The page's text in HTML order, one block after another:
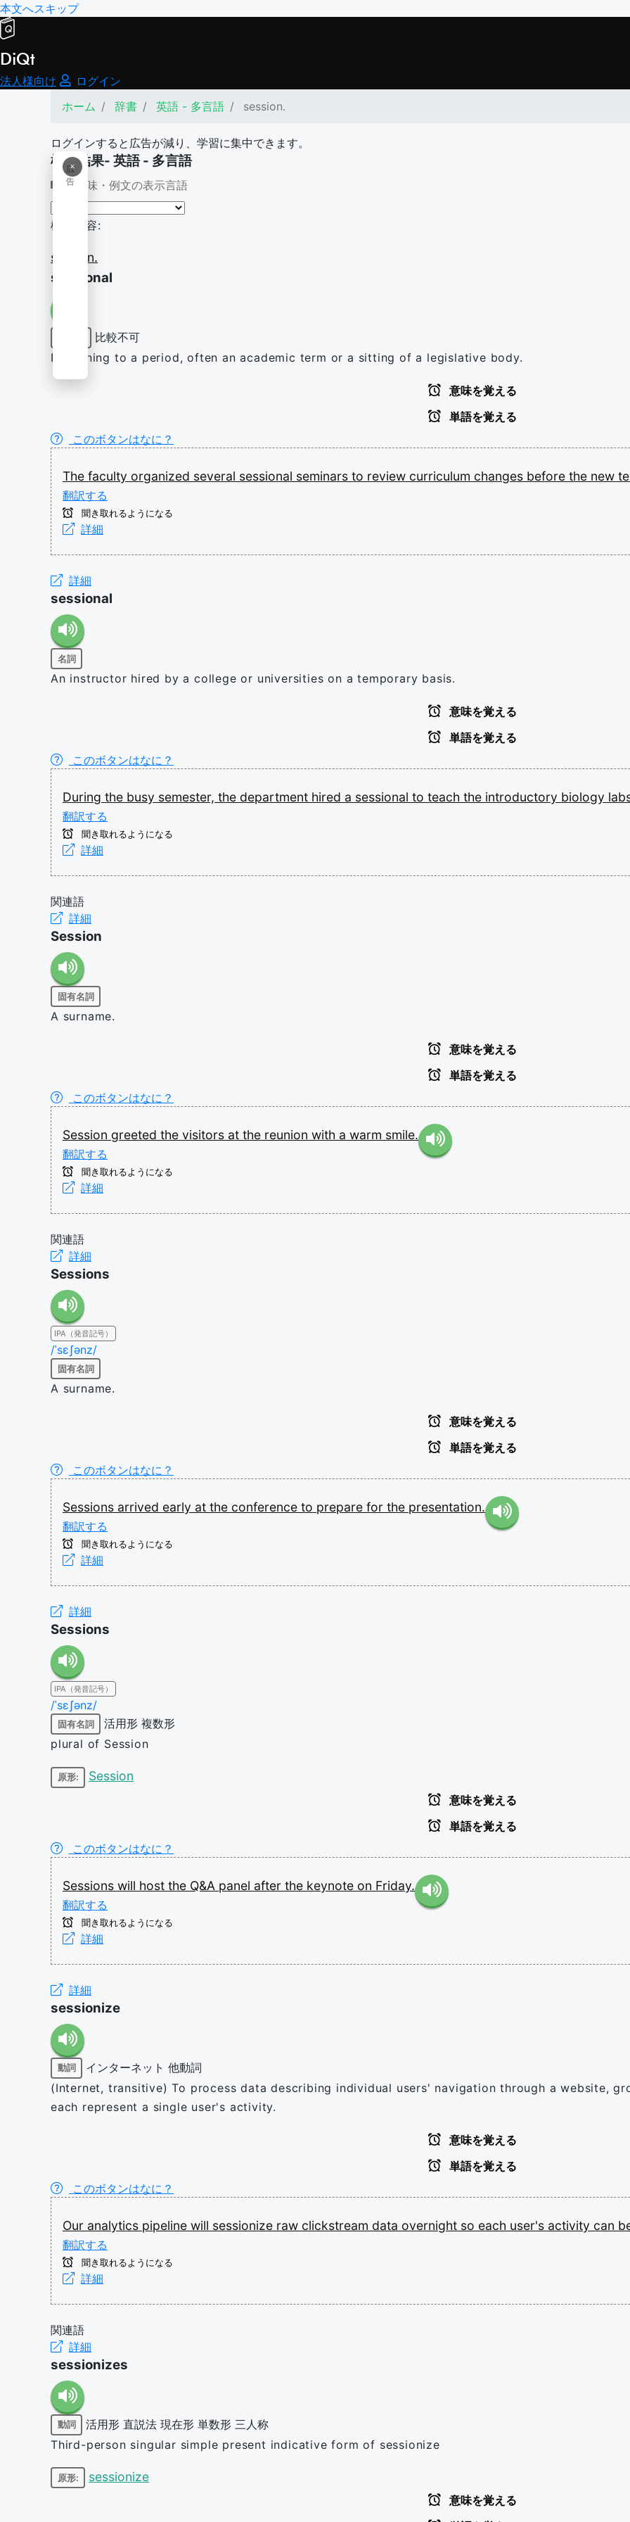
本文へスキップ
DiQt
法人様向け
ログイン
ホーム
辞書 英語 - 多言語 session.
ログインすると広告が減り、学習に集中できます。
×
広
告
検索結果- 英語 - 多言語
意味・例文の表示言語
検索内容:
session.
sessional
比較不可
Pertaining to a period, often an academic term or a sitting of a legislative body.
意味を覚える
単語を覚える
このボタンはなに？
The faculty organized several sessional seminars to review curriculum changes before the new
翻訳する
聞き取れるようになる
詳細
詳細
sessional
名詞
An instructor hired by a college or universities on a temporary basis.
意味を覚える
単語を覚える
このボタンはなに？
During the busy semester, the department hired a sessional to teach the introductory biology
翻訳する
聞き取れるようになる
詳細
関連語
詳細
Session
固有名詞
A surname.
意味を覚える
単語を覚える
このボタンはなに？
Session greeted the visitors at the reunion with a warm smile.
翻訳する
聞き取れるようになる
詳細
関連語
詳細
Sessions
IPA（発音記号）
/ˈsɛʃənz/
固有名詞
A surname.
意味を覚える
単語を覚える
このボタンはなに？
Sessions arrived early at the conference to prepare for the presentation.
翻訳する
聞き取れるようになる
詳細
詳細
Sessions
IPA（発音記号）
/ˈsɛʃənz/
固有名詞 活用形 複数形
plural of Session
原形: Session
意味を覚える
単語を覚える
このボタンはなに？
Sessions will host the Q&A panel after the keynote on Friday.
翻訳する
聞き取れるようになる
詳細
詳細
sessionize
動詞 インターネット 他動詞
(Internet, transitive) To process data describing individual users' navigation through a website,
each represent a single user's activity.
意味を覚える
単語を覚える
このボタンはなに？
Our analytics pipeline will sessionize raw clickstream data overnight so each user's activity can
翻訳する
聞き取れるようになる
詳細
関連語
詳細
sessionizes
動詞 活用形 直説法 現在形 単数形 三人称
Third-person singular simple present indicative form of sessionize
原形: sessionize
意味を覚える